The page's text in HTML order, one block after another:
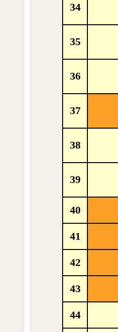
34
35
36
37
38
39
40
41
42
43
44